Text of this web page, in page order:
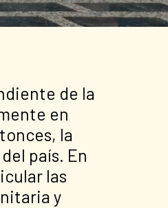
de la
en
la
país. En
las
y